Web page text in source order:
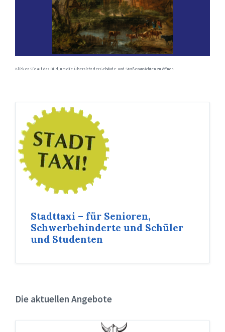
Klicken Sie auf das Bild, um die Übersicht der Gebäude- und Straßenansichten zu öffnen.
Stadttaxi – für Senioren,
Schwerbehinderte und Schüler
und Studenten
Die aktuellen Angebote